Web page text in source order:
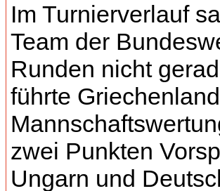
Im Turnierverlauf
Team der
Runden nicht
führte
zwei Punkten
Ungarn und